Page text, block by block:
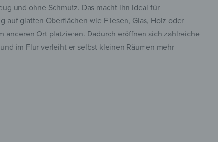
und ohne Schmutz. Das macht ihn ideal für
auf glatten Oberflächen wie Fliesen, Glas, Holz oder
anderen Ort platzieren. Dadurch eröffnen sich zahlreiche
im Flur verleiht er selbst kleinen Räumen mehr